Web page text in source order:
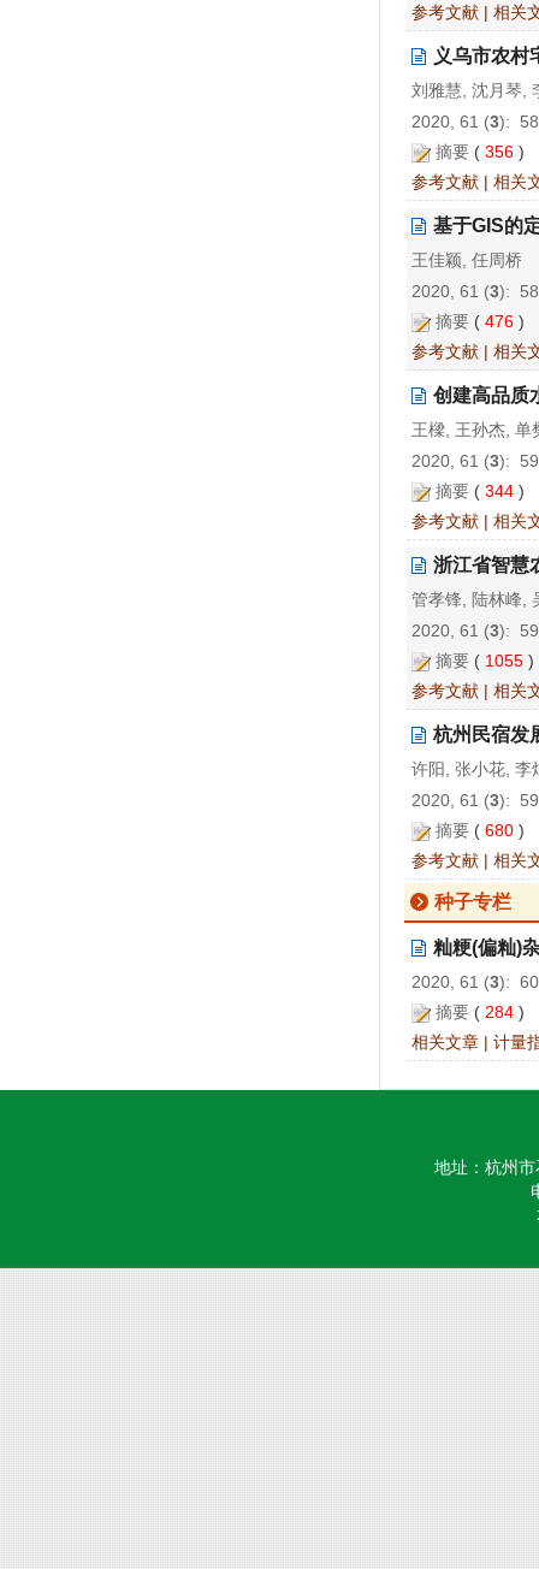
参考文献 | 相关
义乌市农村
刘雅慧, 沈月琴,
2020, 61 (3):
摘要 ( 356 )
参考文献 | 相关
基于GIS的
王佳颖, 任周桥
2020, 61 (3):
摘要 ( 476 )
参考文献 | 相关
创建高品质
王樑, 王孙杰, 单
2020, 61 (3):
摘要 ( 344 )
参考文献 | 相关
浙江省智慧
管孝锋, 陆林峰,
2020, 61 (3):
摘要 ( 1055
参考文献 | 相关
杭州民宿发
许阳, 张小花, 李
2020, 61 (3):
摘要 ( 680 )
参考文献 | 相关
种子专栏
籼粳(偏籼)
2020, 61 (3):
摘要 ( 284 )
相关文章 | 计量
地址：杭州